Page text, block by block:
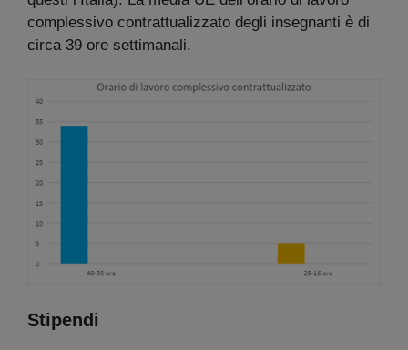
complessivo contrattualizzato degli insegnanti è di
circa 39 ore settimanali.
Stipendi